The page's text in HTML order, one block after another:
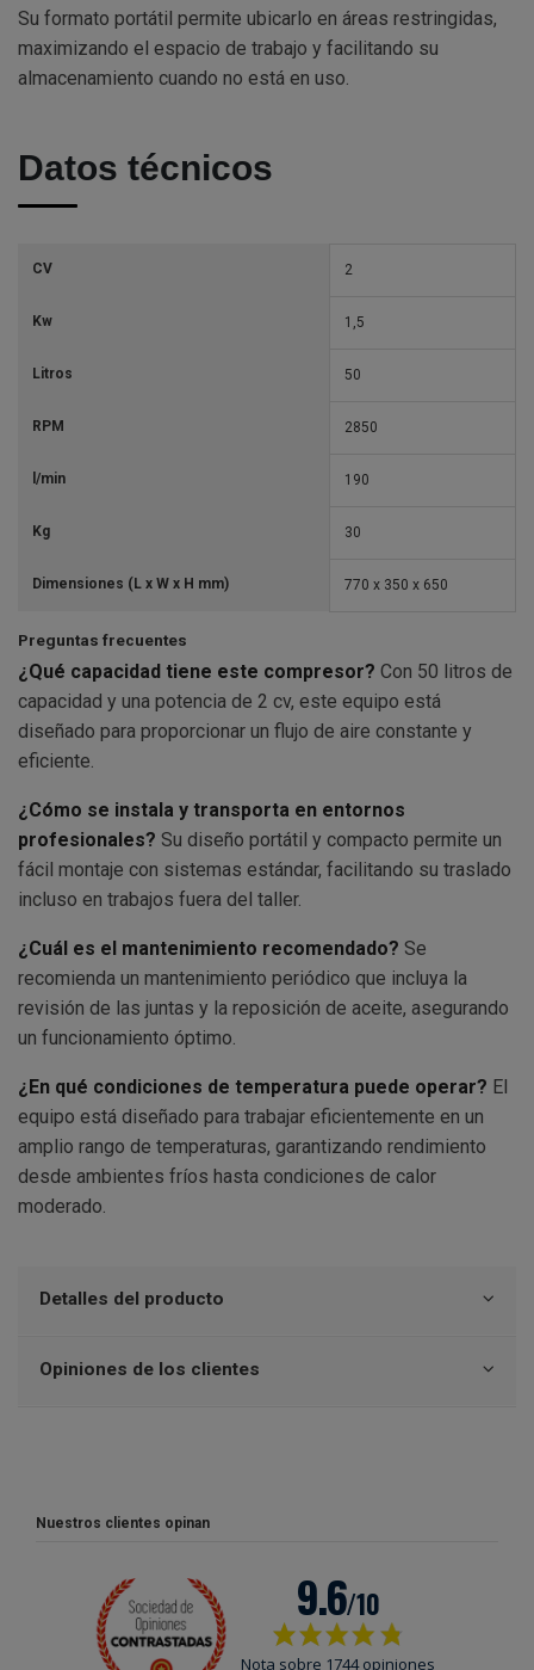
Su formato portátil permite ubicarlo en áreas restringidas,
maximizando el espacio de trabajo y facilitando su
almacenamiento cuando no está en uso.
Datos técnicos
CV 2
Kw 1,5
Litros 50
RPM 2850
l/min 190
Kg 30
Dimensiones (L x W x H mm) 770 x 350 x 650
Preguntas frecuentes
¿Qué capacidad tiene este compresor? Con 50 litros de
capacidad y una potencia de 2 cv, este equipo está
diseñado para proporcionar un flujo de aire constante y
eficiente.
¿Cómo se instala y transporta en entornos
profesionales? Su diseño portátil y compacto permite un
fácil montaje con sistemas estándar, facilitando su traslado
incluso en trabajos fuera del taller.
¿Cuál es el mantenimiento recomendado? Se
recomienda un mantenimiento periódico que incluya la
revisión de las juntas y la reposición de aceite, asegurando
un funcionamiento óptimo.
¿En qué condiciones de temperatura puede operar? El
equipo está diseñado para trabajar eficientemente en un
amplio rango de temperaturas, garantizando rendimiento
desde ambientes fríos hasta condiciones de calor
moderado.
Detalles del producto
Opiniones de los clientes
Nuestros clientes opinan